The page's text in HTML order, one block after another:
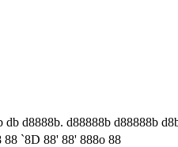
db d8888b. d88888b d88888b
`8D 88' 88' 888o 88